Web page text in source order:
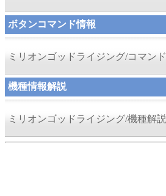
ボタンコマンド情報
ミリオンゴッドライジング/コマンド
機種情報解説
ミリオンゴッドライジング/機種解説